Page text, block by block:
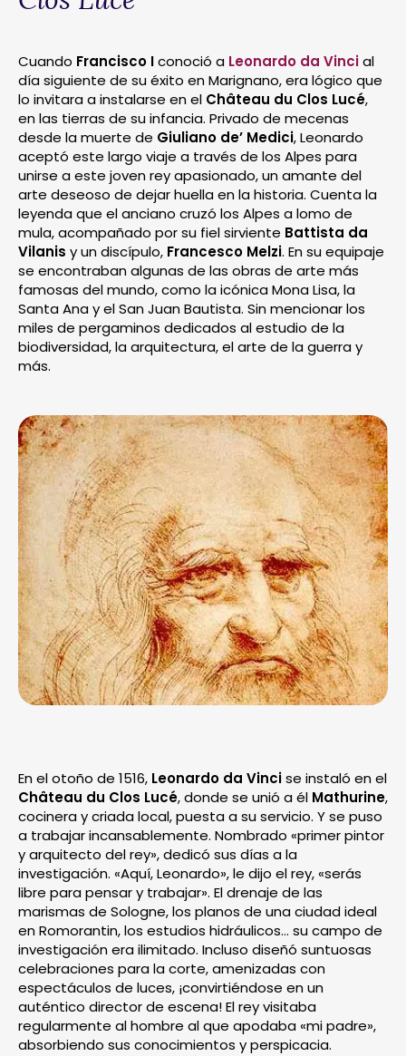
Cuando Francisco Iconoció a Leonardo da Vincial
día siguiente de su éxito en Marignano, era lógico que
lo invitara a instalarse en el Château du Clos Lucé,
en las tierras de su infancia. Privado de mecenas
desde la muerte de Giuliano de’ Medici, Leonardo
aceptó este largo viaje a través de los Alpes para
unirse a este joven rey apasionado, un amante del
arte deseoso de dejar huella en la historia. Cuenta la
leyenda que el anciano cruzó los Alpes a lomo de
mula, acompañado por su fiel sirviente Battista da
Vilanis y un discípulo, Francesco Melzi. En su equipaje
se encontraban algunas de las obras de arte más
famosas del mundo, como la icónica Mona Lisa, la
Santa Ana y el San Juan Bautista. Sin mencionar los
miles de pergaminos dedicados al estudio de la
biodiversidad, la arquitectura, el arte de la guerra y
más.
En el otoño de 1516, Leonardo da Vincise instaló en el
Château du Clos Lucé, donde se unió a él Mathurine,
cocinera y criada local, puesta a su servicio. Y se puso
a trabajar incansablemente. Nombrado «primer pintor
y arquitecto del rey», dedicó sus días a la
investigación. «Aquí, Leonardo», le dijo el rey, «serás
libre para pensar y trabajar». El drenaje de las
marismas de Sologne, los planos de una ciudad ideal
en Romorantin, los estudios hidráulicos… su campo de
investigación era ilimitado. Incluso diseñó suntuosas
celebraciones para la corte, amenizadas con
espectáculos de luces, ¡convirtiéndose en un
auténtico director de escena! El rey visitaba
regularmente al hombre al que apodaba «mi padre»,
absorbiendo sus conocimientos y perspicacia.